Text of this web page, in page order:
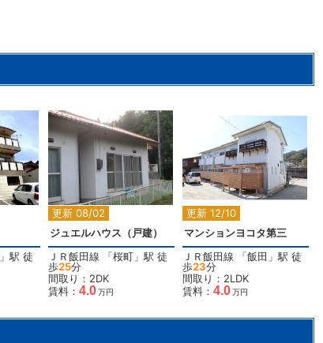
」駅 徒
更新 08/02
2
ジュエルハウス（戸建）
ＪＲ飯田線 「桜町 」駅 徒
歩25分
間取り：2DK
賃料： 4.0万円
更新 12/10
2
マンションヨコタ第三
ＪＲ飯田線 「飯田 」駅 徒
歩23分
間取り：2LDK
賃料： 4.0万円